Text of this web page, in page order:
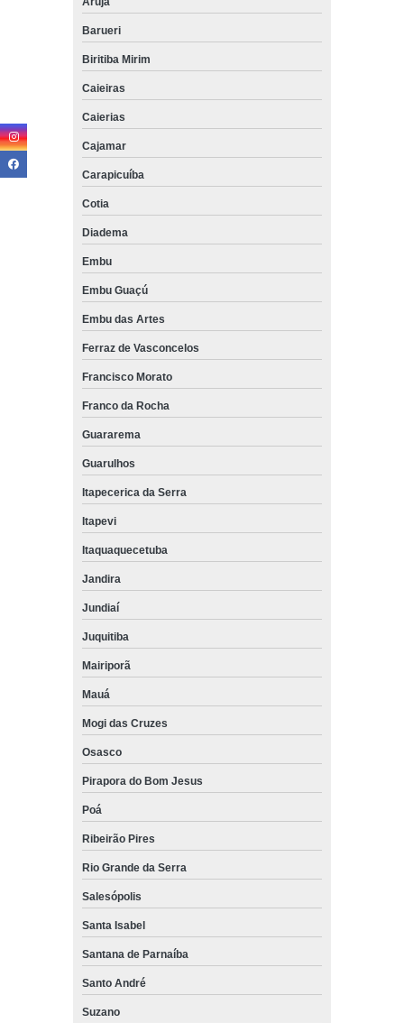
Barueri
Biritiba Mirim
Caieiras
Caierias
Cajamar
Carapicuíba
Cotia
Diadema
Embu
Embu Guaçú
Embu das Artes
Ferraz de Vasconcelos
Francisco Morato
Franco da Rocha
Guararema
Guarulhos
Itapecerica da Serra
Itapevi
Itaquaquecetuba
Jandira
Jundiaí
Juquitiba
Mairiporã
Mauá
Mogi das Cruzes
Osasco
Pirapora do Bom Jesus
Poá
Ribeirão Pires
Rio Grande da Serra
Salesópolis
Santa Isabel
Santana de Parnaíba
Santo André
Suzano